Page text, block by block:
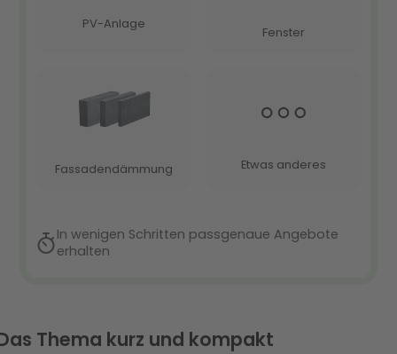
Thema kurz und kompakt